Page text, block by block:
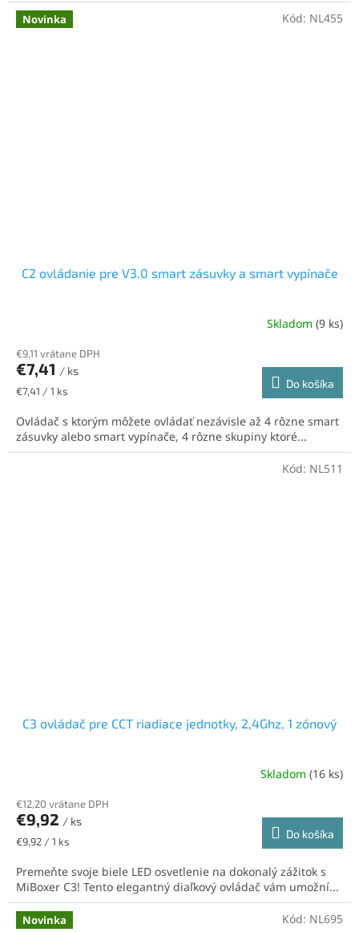
Novinka
C2 ovládanie pre V3.0 smart zásuvky a smart vypínače
Skladom (9 ks)
€9,11 vrátane DPH
€7,41 / ks
Jednotková
€7,41 / 1 ks
Do košíka
Ovládač s ktorým môžete ovládať nezávisle až 4 rôzne smart
zásuvky alebo smart vypínače, 4 rôzne skupiny ktoré...
Kód: NL455
C3 ovládač pre CCT riadiace jednotky, 2,4Ghz, 1 zónový
Skladom (16 ks)
€12,20 vrátane DPH
€9,92 / ks
Jednotková
€9,92 / 1 ks
Do košíka
Premeňte svoje biele LED osvetlenie na dokonalý zážitok s
MiBoxer C3! Tento elegantný diaľkový ovládač vám umožní...
Kód: NL511
Novinka Kód: NL695